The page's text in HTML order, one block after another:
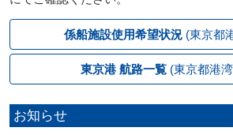
係船施設使用希望状況 (東京都
東京港 航路一覧(東京都港
お知らせ